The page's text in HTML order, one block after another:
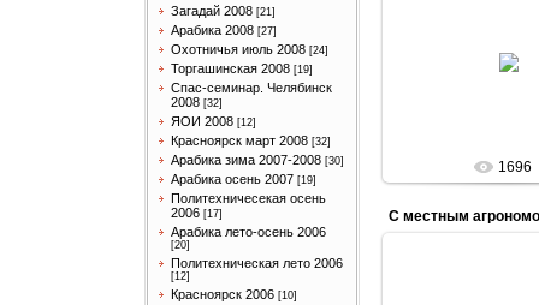
Загадай 2008 [21]
Арабика 2008 [27]
Охотничья июль 2008 [24]
Торгашинская 2008 [19]
Спас-семинар. Челябинск
2008 [32]
ЯОИ 2008 [12]
Красноярск март 2008 [32]
Арабика зима 2007-2008 [30]
Арабика осень 2007 [19]
Политехничесекая осень
2006 [17]
Арабика лето-осень 2006
[20]
Политехническая лето 2006
[12]
Красноярск 2006 [10]
1696
С местным